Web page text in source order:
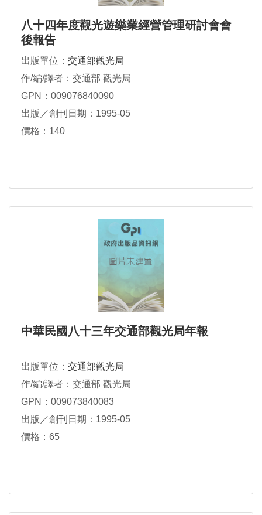
八十四年度觀光遊樂業經營管理研討會會
後報告
出版單位： 交通部觀光局
作/編/譯者：交通部 觀光局
GPN：009076840090
出版／創刊日期：1995-05
價格：140
中華民國八十三年交通部觀光局年報
出版單位： 交通部觀光局
作/編/譯者：交通部 觀光局
GPN：009073840083
出版／創刊日期：1995-05
價格：65